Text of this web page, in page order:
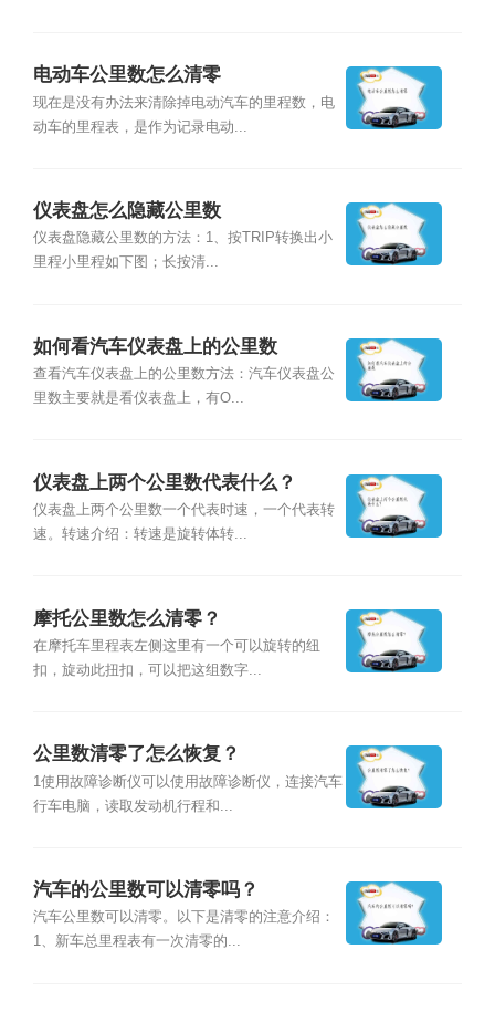
电动车公里数怎么清零
现在是没有办法来清除掉电动汽车的里程数，电
动车的里程表，是作为记录电动...
仪表盘怎么隐藏公里数
仪表盘隐藏公里数的方法：1、按TRIP转换出小
里程小里程如下图；长按清...
如何看汽车仪表盘上的公里数
查看汽车仪表盘上的公里数方法：汽车仪表盘公
里数主要就是看仪表盘上，有O...
仪表盘上两个公里数代表什么？
仪表盘上两个公里数一个代表时速，一个代表转
速。转速介绍：转速是旋转体转...
摩托公里数怎么清零？
在摩托车里程表左侧这里有一个可以旋转的纽
扣，旋动此扭扣，可以把这组数字...
公里数清零了怎么恢复？
1使用故障诊断仪可以使用故障诊断仪，连接汽车
行车电脑，读取发动机行程和...
汽车的公里数可以清零吗？
汽车公里数可以清零。以下是清零的注意介绍：
1、新车总里程表有一次清零的...